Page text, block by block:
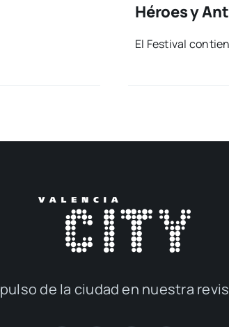
Héroes y
El Fes­ti­val
de la ciu­dad en nues­tra